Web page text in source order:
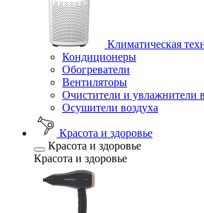
Климатическая
Кондиционеры
Обогреватели
Вентиляторы
Очистители и увлажнители
Осушители воздуха
Красота и здоровье
Красота и здоровье
Красота и здоровье